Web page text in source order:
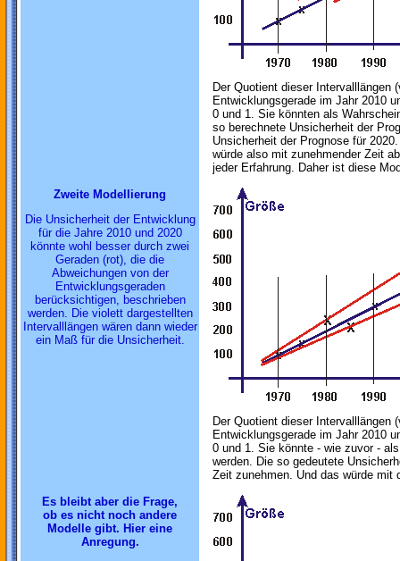
Der Quotient dieser Intervalllängen
Entwicklungsgerade im Jahr 2010
0 und 1. Sie könnten als
so berechnete Unsicherheit der
Unsicherheit der Prognose für
würde also mit zunehmender Zeit
jeder Erfahrung. Daher ist diese
Zweite Modellierung
Die Unsicherheit der Entwicklung
für die Jahre 2010 und 2020
könnte wohl besser durch zwei
Geraden (rot), die die
Abweichungen von der
Entwicklungsgeraden
berücksichtigen, beschrieben
werden. Die violett dargestellten
Intervalllängen wären dann wieder
ein Maß für die Unsicherheit.
Der Quotient dieser Intervalllängen
Entwicklungsgerade im Jahr 2010
0 und 1. Sie könnte - wie zuvor -
werden. Die so gedeutete
Zeit zunehmen. Und das würde mit
Es bleibt aber die Frage,
ob es nicht noch andere
Modelle gibt. Hier eine
Anregung.